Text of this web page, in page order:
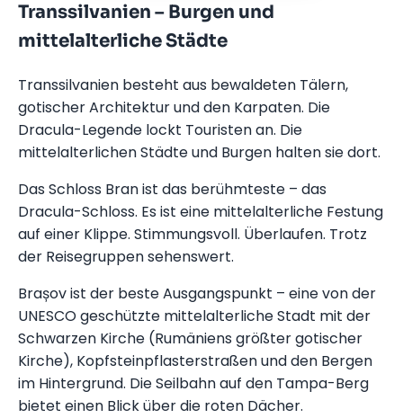
Transsilvanien – Burgen und
mittelalterliche Städte
Transsilvanien besteht aus bewaldeten Tälern,
gotischer Architektur und den Karpaten. Die
Dracula-Legende lockt Touristen an. Die
mittelalterlichen Städte und Burgen halten sie dort.
Das Schloss Bran ist das berühmteste – das
Dracula-Schloss. Es ist eine mittelalterliche Festung
auf einer Klippe. Stimmungsvoll. Überlaufen. Trotz
der Reisegruppen sehenswert.
Brașov ist der beste Ausgangspunkt – eine von der
UNESCO geschützte mittelalterliche Stadt mit der
Schwarzen Kirche (Rumäniens größter gotischer
Kirche), Kopfsteinpflasterstraßen und den Bergen
im Hintergrund. Die Seilbahn auf den Tampa-Berg
bietet einen Blick über die roten Dächer.